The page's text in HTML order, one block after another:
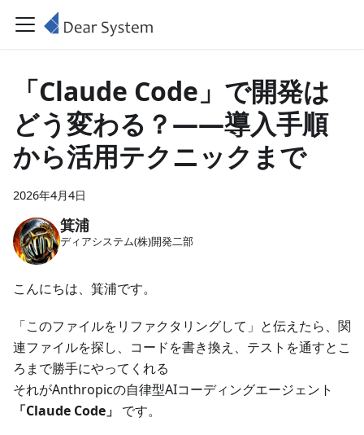
「Claude Code」で開発は
どう変わる？——導入手順
から活用テクニックまで
2026年4月4日
箕浦
ディアシステム(株)開発二部
こんにちは、箕浦です。
「このファイルをリファクタリングして」と伝えたら、関
連ファイルを探し、コードを書き換え、テストを通すとこ
ろまで勝手にやってくれる
それがAnthropicの自律型AIコーディングエージェント
「Claude Code」 です。